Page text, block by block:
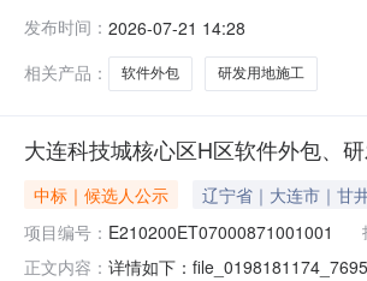
质：依法必须招标的项目中标人
发布时间： 2026-07-21 14:28
相关产品：
软件外包 研发用地施工
大连科技城核心区H区软件外包、
中标｜候选人公示 辽宁省｜大连市｜甘
项目编号： E210200ET07000871001001
正文内容： 详情如下：